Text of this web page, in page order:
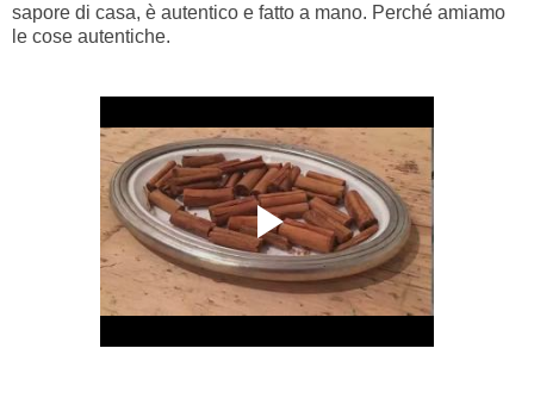
sapore di casa, è autentico e fatto a mano. Perché amiamo
le cose autentiche.